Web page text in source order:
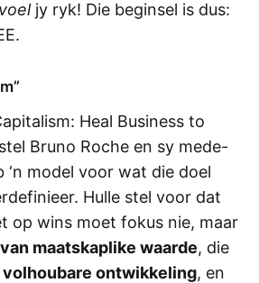
voel jy ryk! Die beginsel is dus:
Heal Business to
Bruno Roche en sy mede-
‘n model voor wat die doel
Hulle stel voor dat
op wins moet fokus nie, maar
maatskaplike waarde, die
volhoubare ontwikkeling, en